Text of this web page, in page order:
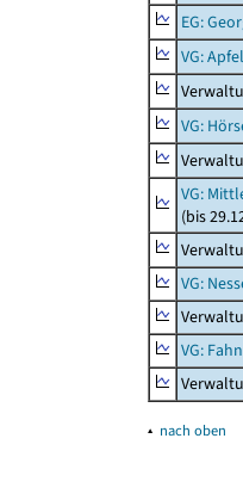
EG:
VG:
VG:
VG:
(bis
VG:
VG:
▴ nach oben